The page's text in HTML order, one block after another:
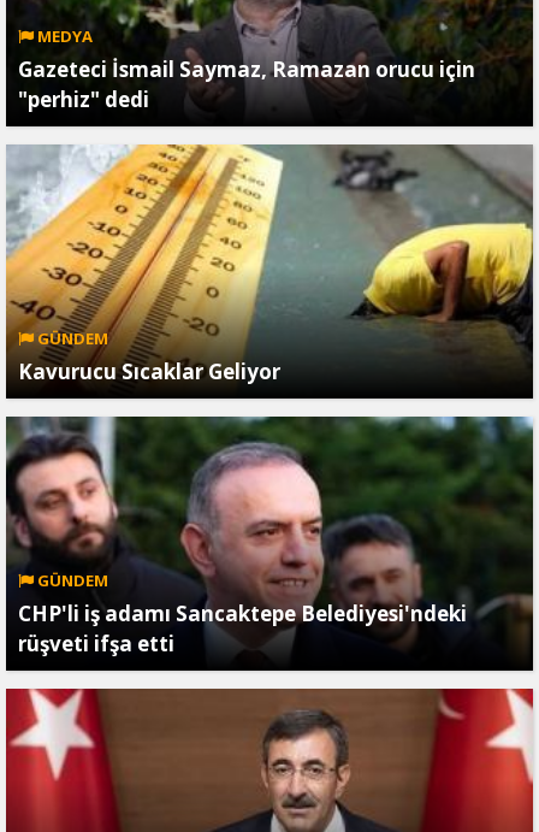
MEDYA
Gazeteci İsmail Saymaz, Ramazan orucu için
"perhiz" dedi
GÜNDEM
Kavurucu Sıcaklar Geliyor
GÜNDEM
CHP'li iş adamı Sancaktepe Belediyesi'ndeki
rüşveti ifşa etti